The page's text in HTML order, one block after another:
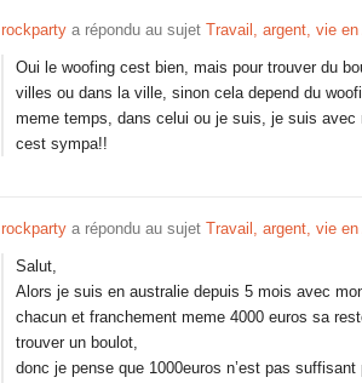
rockparty a répondu au sujet Travail, argent, vie en
Oui le woofing cest bien, mais pour trouver du
villes ou dans la ville, sinon cela depend du
meme temps, dans celui ou je suis, je suis
cest sympa!!
rockparty a répondu au sujet Travail, argent, vie en
Salut,
Alors je suis en australie depuis 5 mois avec
chacun et franchement meme 4000 euros sa
trouver un boulot,
donc je pense que 1000euros n’est pas